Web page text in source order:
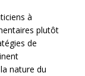
à
plutôt
de
nature du